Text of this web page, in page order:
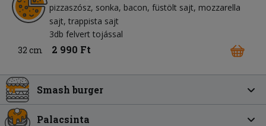
pizzaszósz sonka bacon füstölt sajt mozzarella
sajt trappista sajt
3db felvert tojással
32 cm
2 990 Ft
Smash burger
Palacsinta